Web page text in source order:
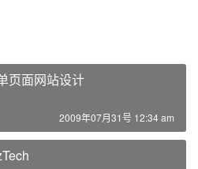
页面网站设计
2009年07月31号 12:34 am